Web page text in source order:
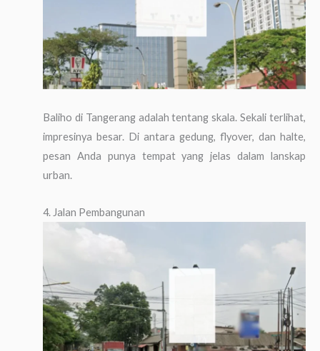
Baliho di Tangerang adalah tentang skala. Sekali terlihat,
impresinya besar. Di antara gedung, flyover, dan halte,
pesan Anda punya tempat yang jelas dalam lanskap
urban.
4. Jalan Pembangunan